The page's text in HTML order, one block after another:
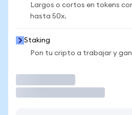
Largos o cortos en tokens
hasta 50x.
Staking
Pon tu cripto a trabajar y